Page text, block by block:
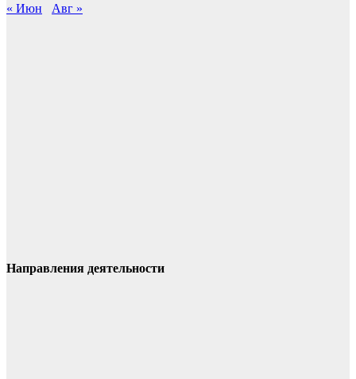
« Июн
Авг »
Направления деятельности